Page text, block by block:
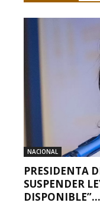
NACIONAL
PRESIDENTA
SUSPENDER
DISPONIBLE”...